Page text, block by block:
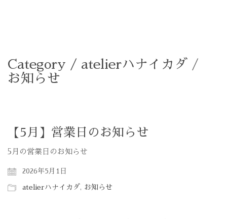
Category / atelierハナイカダ /
お知らせ
【5月】営業日のお知らせ
5月の営業日のお知らせ
2026年5月1日
atelierハナイカダ , お知らせ